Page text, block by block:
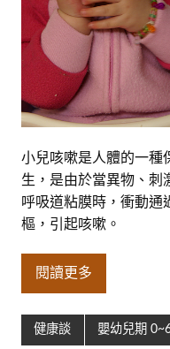
小兒咳嗽是人體的一種
生，是由於當異物、刺
呼吸道粘膜時，衝動通
樞，引起咳嗽。
閱讀更多
健康談 嬰幼兒期